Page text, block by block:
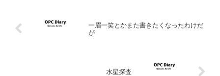
一眉一笑とかまた書きたくなったわけだ
が
水星探査